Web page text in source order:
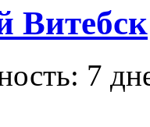
Витебск
7